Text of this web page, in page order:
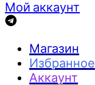
Мой аккаунт
Магазин
Избранное
Аккаунт